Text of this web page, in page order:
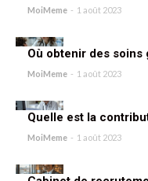
MoiMeme - 1 août 2023
Où obtenir des soins
MoiMeme - 1 août 2023
Quelle est la
MoiMeme - 1 août 2023